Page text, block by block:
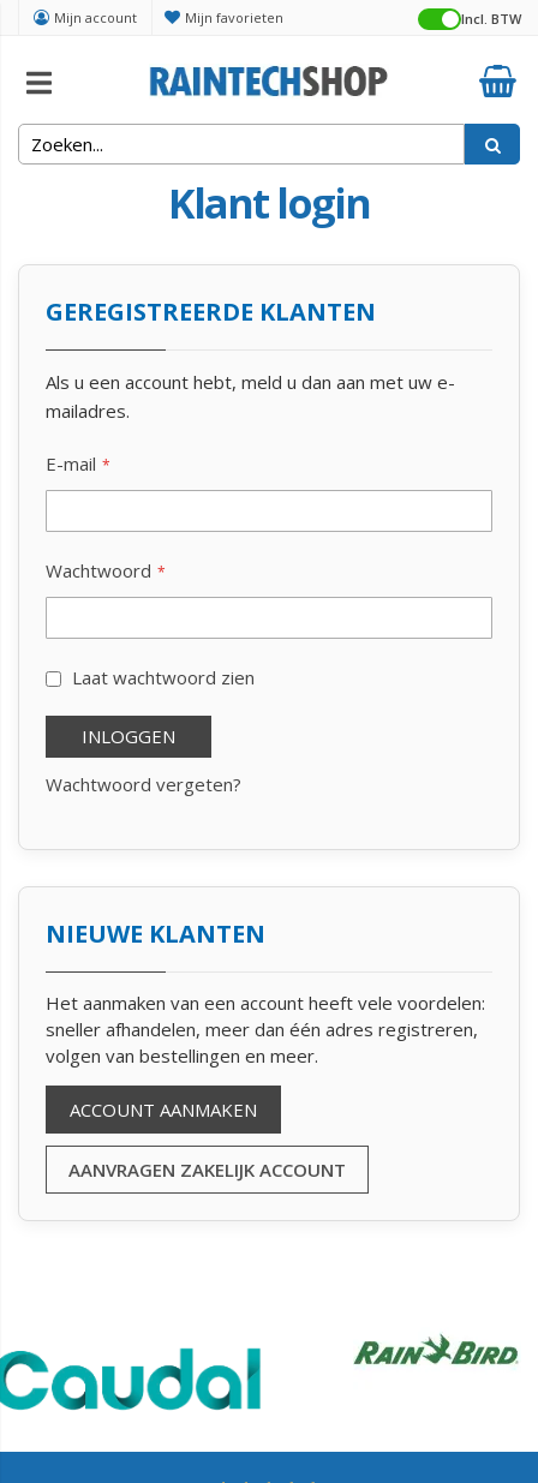
Mijn account Mijn favorieten Incl. BTW
Klant login
GEREGISTREERDE KLANTEN
Als u een account hebt, meld u dan aan met uw e-
mailadres.
E-mail
Wachtwoord
Laat wachtwoord zien
INLOGGEN
Wachtwoord vergeten?
NIEUWE KLANTEN
Het aanmaken van een account heeft vele voordelen:
sneller afhandelen, meer dan één adres registreren,
volgen van bestellingen en meer.
ACCOUNT AANMAKEN
AANVRAGEN ZAKELIJK ACCOUNT